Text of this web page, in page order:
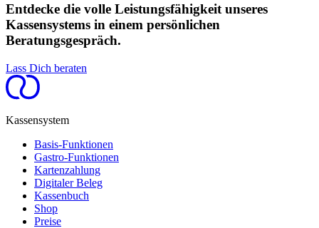
Entdecke die volle Leistungsfähigkeit unseres
Kassensystems in einem persönlichen
Beratungsgespräch.
Lass Dich beraten
Kassensystem
Basis-Funktionen
Gastro-Funktionen
Kartenzahlung
Digitaler Beleg
Kassenbuch
Shop
Preise